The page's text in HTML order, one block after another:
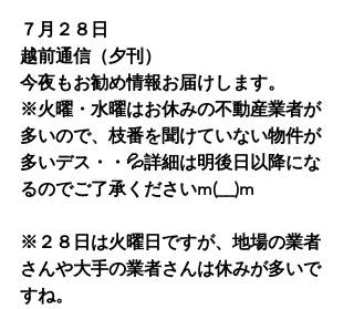
７月２８日
越前通信（夕刊）
今夜もお勧め情報お届けします。
※火曜・水曜はお休みの不動産業者が
多いので、枝番を聞けていない物件が
多いデス・・💦詳細は明後日以降にな
るのでご了承くださいm(__)m
※２８日は火曜日ですが、地場の業者
さんや大手の業者さんは休みが多いで
すね。